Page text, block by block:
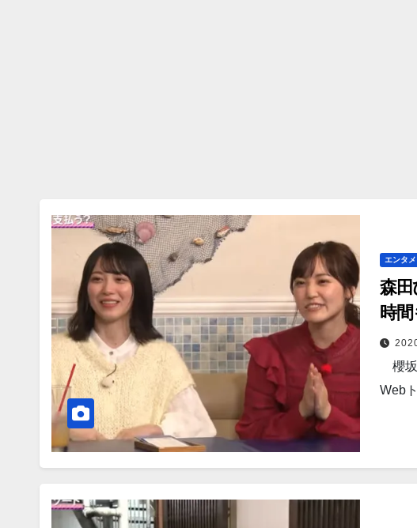
エンタメ
森
時間
櫻坂
Web